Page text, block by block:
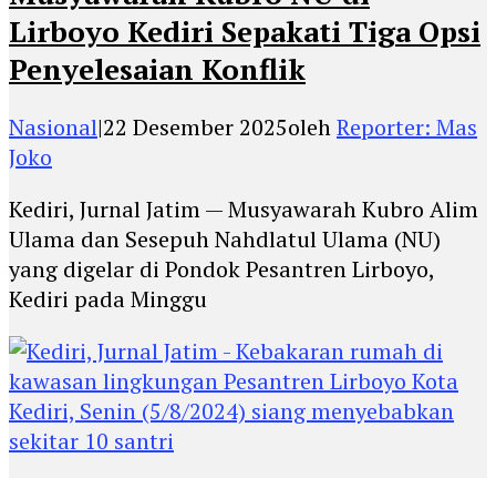
Lirboyo Kediri Sepakati Tiga Opsi
Penyelesaian Konflik
Nasional|22 Desember 2025olehReporter: Mas
Joko
Kediri, Jurnal Jatim — Musyawarah Kubro Alim
Ulama dan Sesepuh Nahdlatul Ulama (NU)
yang digelar di Pondok Pesantren Lirboyo,
Kediri pada Minggu